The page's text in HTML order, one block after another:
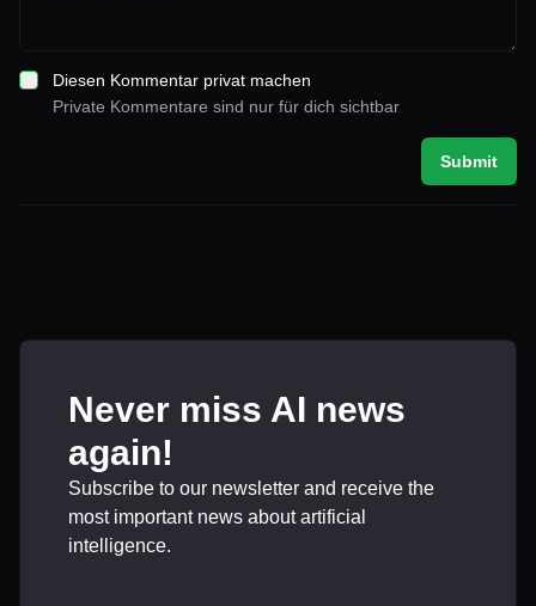
Diesen Kommentar privat machen
Private Kommentare sind nur für dich sichtbar
Submit
Never miss AI news
again!
Subscribe to our newsletter and receive the
most important news about artificial
intelligence.